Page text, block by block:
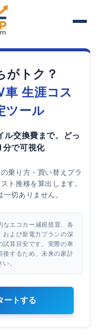
がトク？
生涯コス
ツール
ル交換費まで、どっ
分で可視化
乗り方・買い替えプラ
ト推移を算出します。
切ありません。
エコカー減税措置、各
および新電力プランの深
試算目安です。実際の車
後するため、未来の家計
。
ートする